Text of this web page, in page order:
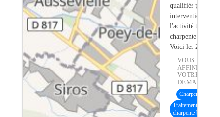
qualifiés pour une
intervention sur
l'activité
charpente-bois.
Voici les 20
VOUS
AFFINER
VOTRE
DEMANDE :
Charpente bois
Traitement
charpente bois